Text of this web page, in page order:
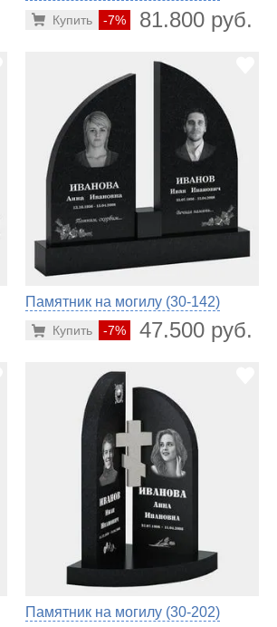
-7% 81.800 руб.
Купить
Памятник на могилу (30-142)
-7% 47.500 руб.
Купить
Памятник на могилу (30-202)